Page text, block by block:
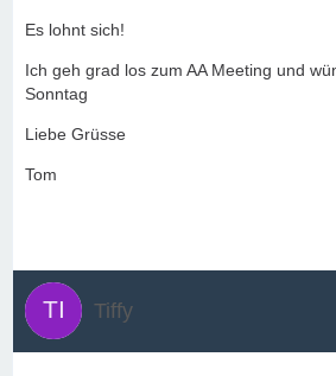
Es lohnt sich!
Ich geh grad los zum AA Meeting und
Sonntag
Liebe Grüsse
Tom
Tiffy